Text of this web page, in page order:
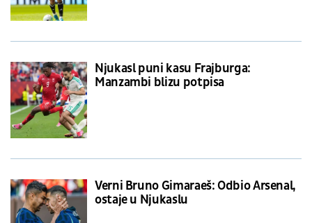
Njukasl puni kasu Frajburga:
Manzambi blizu potpisa
Verni Bruno Gimaraeš: Odbio Arsenal,
ostaje u Njukaslu